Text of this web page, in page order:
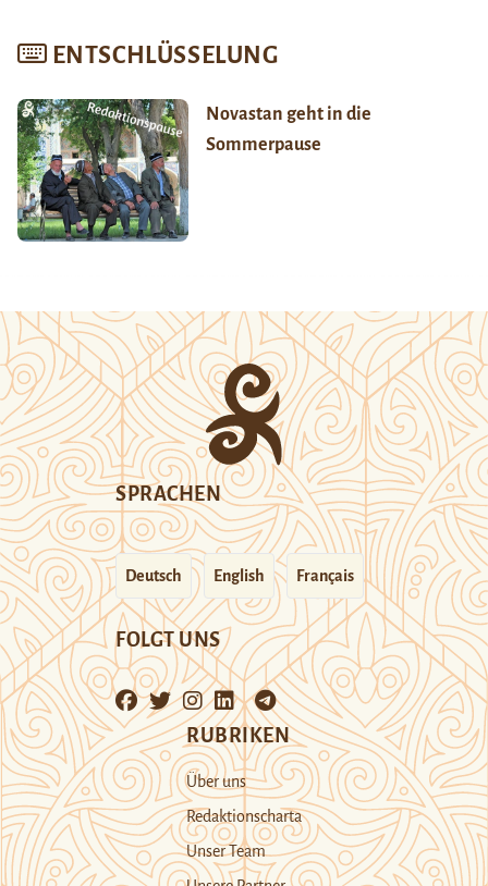
ENTSCHLÜSSELUNG
Novastan geht in die
Sommerpause
SPRACHEN
Deutsch English Français
FOLGT UNS
RUBRIKEN
Über uns
Redaktionscharta
Unser Team